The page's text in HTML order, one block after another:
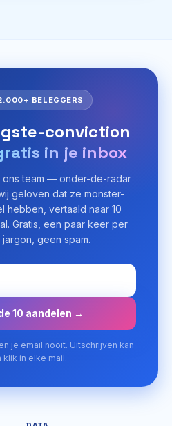
warmte in AI- en cloud-
Als de uitgaven aan AI-
aanslaan, zou dit kleine
bouwsteentje kunnen
is.
BELEGGERS
conviction
in je inbox
ons team — onder-de-radar
geloven dat ze monster-
hebben, vertaald naar 10
Gratis, een paar keer per
geen spam.
10 aandelen →
je email nooit. Uitschrijven kan
klik in elke mail.